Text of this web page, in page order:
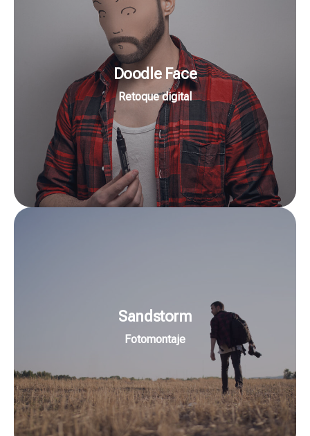
Doodle Face
Retoque digital
Retoque a prueba de clientes
Te enseño mi proceso de retoque con workflows
inteligentes, a prueba de clientadas y cambios de
última hora.
Ir a la Masterclass
Sandstorm
Fotomontaje
Fotomontaje e integración a prueba de
daltónicos
Mis técnicas de manipulación digital, color e
integración a prueba de daltónicos.